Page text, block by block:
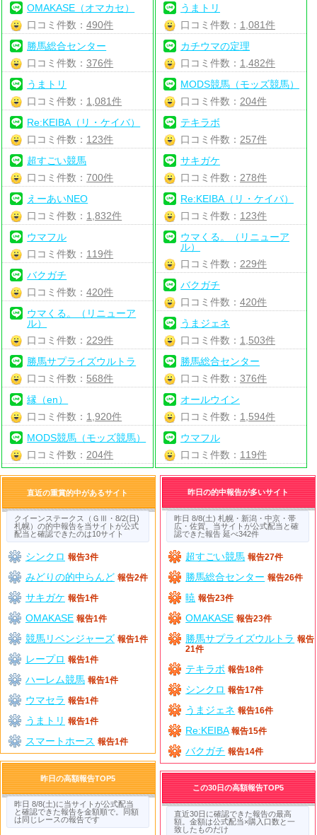
OMAKASE（オマカセ）
口コミ件数：490件
勝馬総合センター
口コミ件数：376件
うまトリ
口コミ件数： 1,081件
Re:KEIBA（リ・ケイバ）
口コミ件数： 123件
超すごい競馬
口コミ件数：700件
えーあいNEO
口コミ件数： 1,832件
ウマフル
口コミ件数： 119件
バクガチ
口コミ件数：420件
ウマくる。（リニューア
ル）
口コミ件数： 229件
勝馬サプライズウルトラ
口コミ件数： 568件
縁（en）
口コミ件数： 1,920件
MODS競馬（モッズ競馬）
口コミ件数： 204件
うまトリ
口コミ件数： 1,081件
カチウマの定理
口コミ件数： 1,482件
MODS競馬（モッズ競馬）
口コミ件数： 204件
テキラボ
口コミ件数： 257件
サキガケ
口コミ件数： 278件
Re:KEIBA（リ・ケイバ）
口コミ件数： 123件
ウマくる。（リニューア
ル）
口コミ件数： 229件
バクガチ
口コミ件数： 420件
うまジェネ
口コミ件数： 1,503件
勝馬総合センター
口コミ件数： 376件
オールウイン
口コミ件数： 1,594件
ウマフル
口コミ件数： 119件
直近の重賞的中があるサイト
クイーンステークス（ＧⅢ・8/2(日)
札幌）の的中報告を当サイトが公式
配当と確認できたのは10サイト
シンクロ 報告3件
みどりの的中らんど 報告2件
サキガケ 報告1件
OMAKASE 報告1件
競馬リベンジャーズ 報告1件
レープロ 報告1件
ハーレム競馬 報告1件
ウマセラ 報告1件
うまトリ 報告1件
スマートホース 報告1件
昨日の的中報告が多いサイト
昨日 8/8(土) 札幌・新潟・中京・帯
広・佐賀。当サイトが公式配当と確
認できた報告 延べ342件
超すごい競馬 報告27件
勝馬総合センター 報告26件
暁 報告23件
OMAKASE 報告23件
勝馬サプライズウルトラ 報告
21件
テキラボ 報告18件
シンクロ 報告17件
うまジェネ 報告16件
Re:KEIBA 報告15件
バクガチ 報告14件
昨日の高額報告TOP5
昨日 8/8(土)に当サイトが公式配当
と確認できた報告を金額順で。同額
は同じレースの報告です
この30日の高額報告TOP5
直近30日に確認できた報告の最高
額。金額は公式配当×購入口数と一
致したものだけ